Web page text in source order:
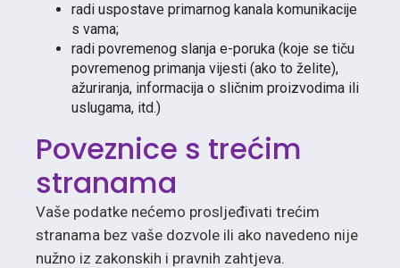
radi uspostave primarnog kanala komunikacije
s vama;
radi povremenog slanja e-poruka (koje se tiču
povremenog primanja vijesti (ako to želite),
ažuriranja, informacija o sličnim proizvodima ili
uslugama, itd.)
Poveznice s trećim
stranama
Vaše podatke nećemo prosljeđivati trećim
stranama bez vaše dozvole ili ako navedeno nije
nužno iz zakonskih i pravnih zahtjeva.